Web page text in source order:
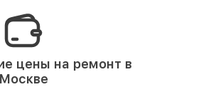
цены на ремонт в
Москве